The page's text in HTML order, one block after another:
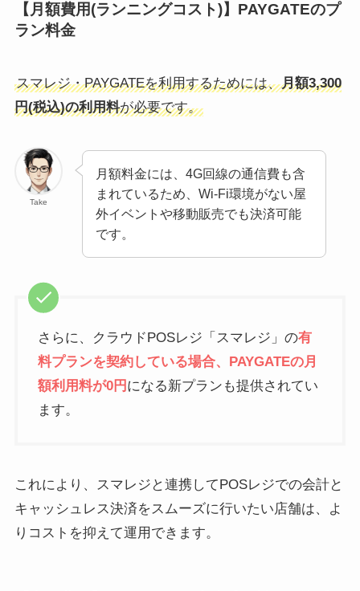
【月額費用(ランニングコスト)】PAYGATEのプ
ラン料金
スマレジ・PAYGATEを利用するためには、月額3,300
円(税込)の利用料が必要です。
Take
月額料金には、4G回線の通信費も含
まれているため、Wi-Fi環境がない屋
外イベントや移動販売でも決済可能
です。
さらに、クラウドPOSレジ「スマレジ」の有
料プランを契約している場合、PAYGATEの月
額利用料が0円 になる新プランも提供されてい
ます。
これにより、スマレジと連携してPOSレジでの会計と
キャッシュレス決済をスムーズに行いたい店舗は、よ
りコストを抑えて運用できます。